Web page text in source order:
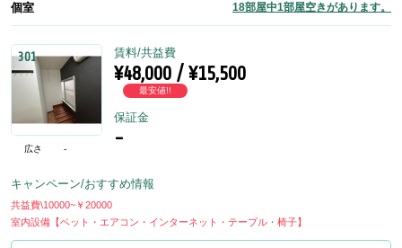
個室 18部屋中1部屋空きがあります。
301
広さ -
賃料/共益費
¥48,000 / ¥15,500
最安値!!
保証金
-
キャンペーン/おすすめ情報
共益費\10000~￥20000
室内設備【ベット・エアコン・インターネット・テーブル・椅子】